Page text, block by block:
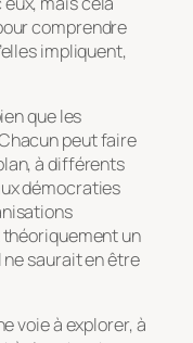
comprendre
impliquent,
que les
peut faire
à différents
démocraties
un
ne saurait en être
voie à explorer, à